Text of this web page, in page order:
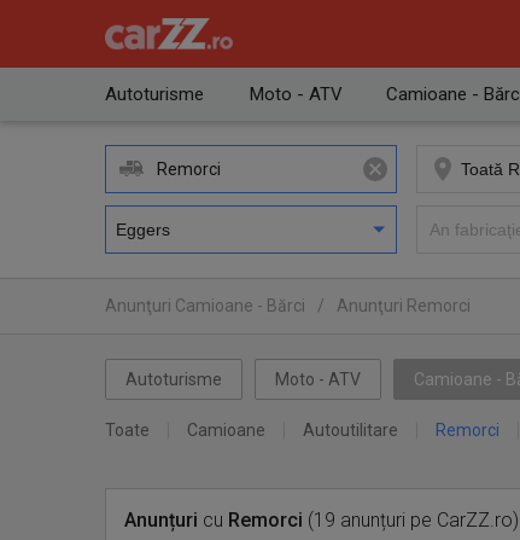
Autoturisme Moto - ATV Camioane -
Remorci
Anunţuri Camioane - Bărci / Anunţuri Remorci
Autoturisme Moto - ATV Camioane -
Toate Camioane Autoutilitare Remorci
Anunțuri cu Remorci (19 anunțuri pe CarZZ.ro)